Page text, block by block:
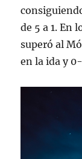
de 5 a 1. En
superó al
en la ida y